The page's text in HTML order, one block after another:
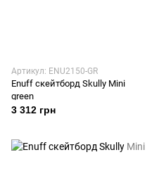
Артикул: ENU2150-GR
Enuff скейтборд Skully Mini
green
3 312 грн